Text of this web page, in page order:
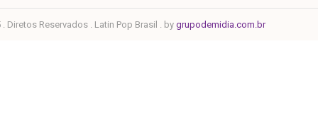
. Diretos Reservados . Latin Pop Brasil . by grupodemidia.com.br